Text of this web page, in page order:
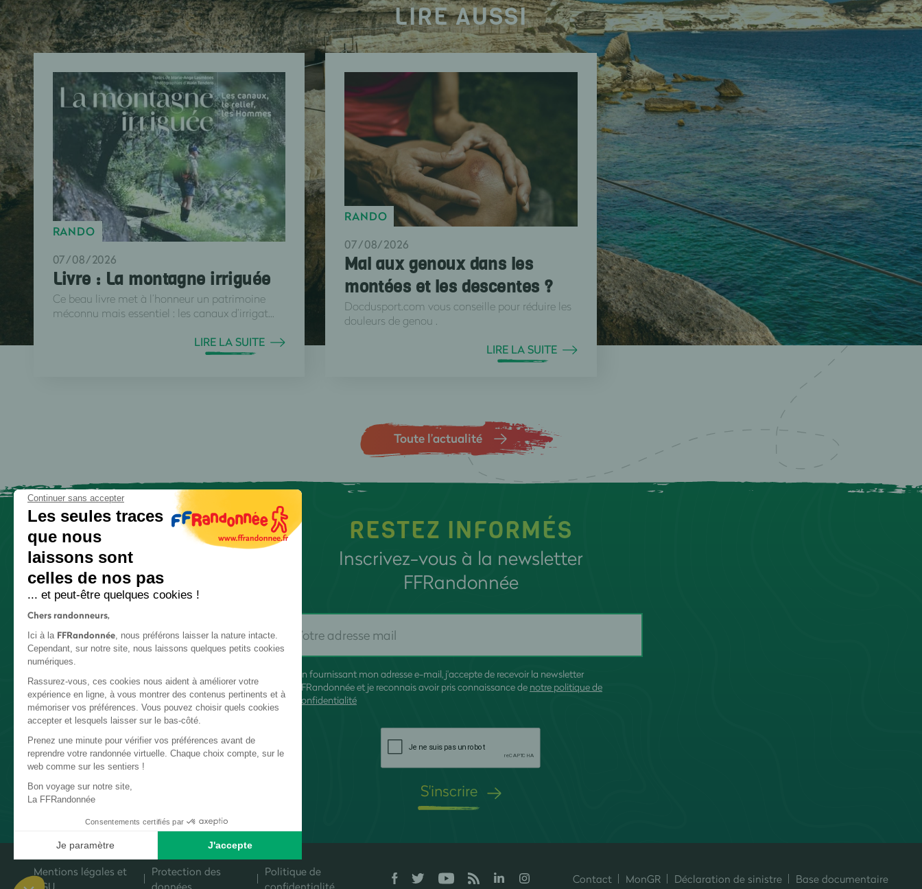
LIRE AUSSI
RANDO
07/08/2026
Livre : La montagne irriguée
Ce beau livre met à l’honneur un patrimoine
méconnu mais essentiel : les canaux d’irrigat...
LIRE LA SUITE
RANDO
07/08/2026
Mal aux genoux dans les
montées et les descentes ?
Docdusport.com vous conseille pour réduire les
douleurs de genou .
LIRE LA SUITE
Toute l’actualité
RESTEZ INFORMÉS
Inscrivez-vous à la newsletter
FFRandonnée
En fournissant mon adresse e-mail, j'accepte de recevoir la newsletter
FFRandonnée et je reconnais avoir pris connaissance de notre politique de
confidentialité
S'inscrire
Mentions légales et
CGU
Protection des
données
Politique de
confidentialité
Contact MonGR Déclaration de sinistre Base documentaire
Continuer sans accepter
Les seules traces
que nous
laissons sont
celles de nos pas
... et peut-être quelques cookies !
Chers randonneurs,
Ici à la FFRandonnée, nous préférons laisser la nature intacte.
Cependant, sur notre site, nous laissons quelques petits cookies
numériques.
Rassurez-vous, ces cookies nous aident à améliorer votre
expérience en ligne, à vous montrer des contenus pertinents et à
mémoriser vos préférences. Vous pouvez choisir quels cookies
accepter et lesquels laisser sur le bas-côté.
Prenez une minute pour vérifier vos préférences avant de
reprendre votre randonnée virtuelle. Chaque choix compte, sur le
web comme sur les sentiers !
Bon voyage sur notre site,
La FFRandonnée
Consentements certifiés par
Je paramètre
J'accepte
Axeptio consent
Plateforme de Gestion du Consentement : Personnalisez vos Options
Notre plateforme vous permet d'adapter et de gérer vos paramètres de confidentialité, en garantissant la conformité avec les réglementations. Personnalisez vos préférences pour contrôler la manière dont vos